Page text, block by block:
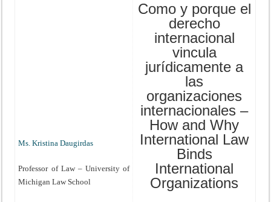
Ms. Kristina Daugirdas
Professor of Law – University of
Michigan Law School
Como y porque el
derecho
internacional
vincula
jurídicamente a
las
organizaciones
internacionales –
How and Why
International Law
Binds
International
Organizations